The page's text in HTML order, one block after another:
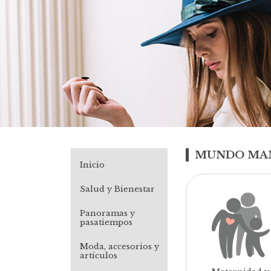
Inicio
Salud y Bienestar
Panoramas y
pasatiempos
Moda, accesorios y
artículos
MUNDO